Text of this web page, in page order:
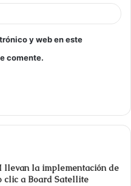
y web en este
comente.
llevan la implementación de
clic a Board Satellite